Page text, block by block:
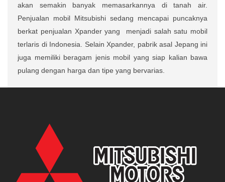
akan semakin banyak memasarkannya di tanah air.
Penjualan mobil Mitsubishi sedang mencapai puncaknya
berkat penjualan Xpander yang
menjadi salah satu mobil
terlaris di Indonesia. Selain Xpander, pabrik asal Jepang ini
juga memiliki beragam jenis mobil yang siap kalian bawa
pulang dengan harga dan tipe yang bervarias.